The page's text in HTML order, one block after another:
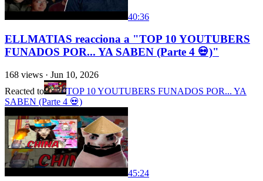
40:36
ELLMATIAS reacciona a "TOP 10 YOUTUBERS
FUNADOS POR... YA SABEN (Parte 4 💀)"
168 views · Jun 10, 2026
Reacted to
TOP 10 YOUTUBERS FUNADOS POR... YA
SABEN (Parte 4 💀)
45:24